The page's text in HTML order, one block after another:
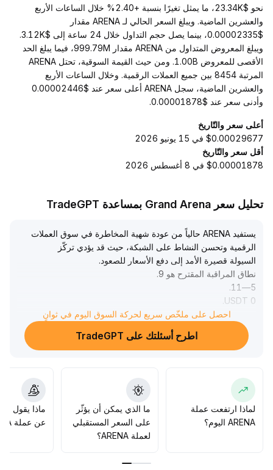
نحو $23.34K، ما يمثل تغيرًا بنسبة +2.40% خلال الساعات الأربع
والعشرين الماضية. ويبلغ السعر الحالي لـ ARENA مقدار
$0.00002335، بينما يصل حجم التداول خلال 24 ساعة إلى $3.12K.
ويبلغ المعروض المتداول من ARENA مقدار 999.79M، فيما يبلغ الحد
الأقصى للمعروض 1.00B. ومن حيث القيمة السوقية، تحتل ARENA
المرتبة 8454 بين جميع العملات الرقمية. وخلال الساعات الأربع
والعشرين الماضية، سجل ARENA أعلى سعر عند $0.00002446
وأدنى سعر عند $0.00001878.
أعلى سعر والتّاريخ
$0.00029677 في 15 يونيو 2026
أقل سعر والتّاريخ
$0.00001878 في 8 أغسطس 2026
تحليل سعر Grand Arena بمساعدة TradeGPT
يستفيد ARENA حالياً من عودة شهية المخاطرة في سوق العملات
الرقمية وتحسن النشاط على الشبكة، حيث قد يؤدي تركّز
السيولة قصيرة الأمد إلى دفع الأسعار للصعود.
نطاق المراقبة المقترح هو 9
.
5—11
.
0 USDT
ومع ذلك، وبالنظر إلى احتمالية وجود تقلبات فنية وتصحيحات،
يجب الالتزام الصارم بإدارة المراكز ووقف الخسائر
لا يزال تقييم القيمة طويلة الأجل بحاجة إلى توافق عوامل النظام
قبل زيادة التعرض
احصل على ملخّص سريع لحركة السوق اليوم في ثوانٍ
اطرح أسئلتك على TradeGPT
لماذا ارتفعت عملة
ARENA اليوم؟
ما الذي يمكن أن يؤثّر
على السعر المستقبلي
لعملة ARENA؟
ماذا يقول
عن عملة ARENA؟